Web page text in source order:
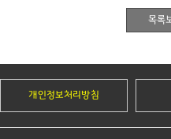
개인정보처리방침